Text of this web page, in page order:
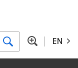
EN